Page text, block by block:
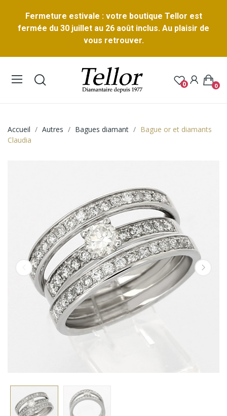
Fermeture estivale : votre boutique Tellor est
fermée du 30 juillet au 26 août inclus. Au plaisir de
vous retrouver.
0 0
Accueil Autres Bagues diamant
Bague or et diamants
Claudia